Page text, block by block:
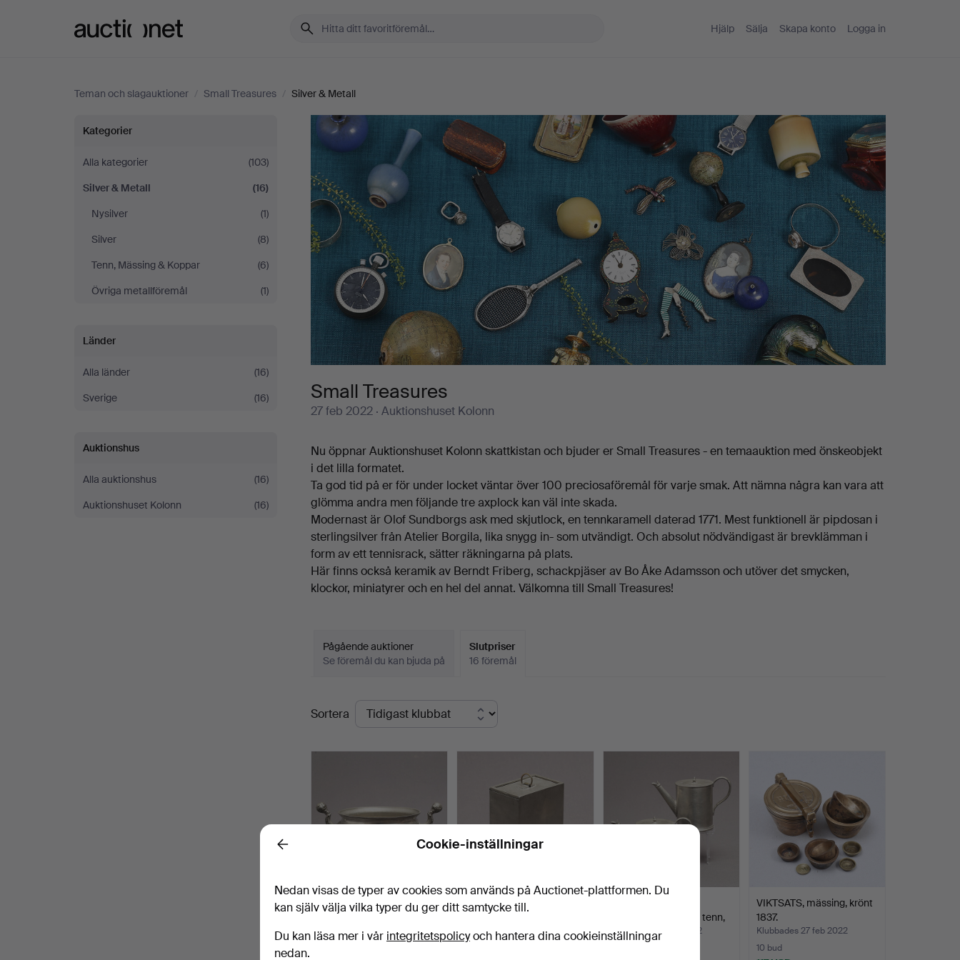
Hjälp Sälja Skapa konto Logga in
Teman och slagauktioner / Small Treasures / Silver & Metall
Small
Treasures
Kategorier
Alla kategorier
(103)
Silver & Metall
(16)
Nysilver
(1)
Silver
(8)
Tenn, Mässing & Koppar
(6)
Övriga metallföremål
(1)
Länder
Alla länder
(16)
Sverige
(16)
Auktionshus
Alla auktionshus
(16)
Auktionshuset Kolonn
(16)
Small Treasures
27 feb 2022 · Auktionshuset Kolonn
Nu öppnar Auktionshuset Kolonn skattkistan och bjuder er Small Treasures - en temaauktion med önskeobjekt
i det lilla formatet.
Ta god tid på er för under locket väntar över 100 preciosaföremål för varje smak. Att nämna några kan vara att
glömma andra men följande tre axplock kan väl inte skada.
Modernast är Olof Sundborgs ask med skjutlock, en tennkaramell daterad 1771. Mest funktionell är pipdosan i
sterlingsilver från Atelier Borgila, lika snygg in- som utvändigt. Och absolut nödvändigast är brevklämman i
form av ett tennisrack, sätter räkningarna på plats.
Här finns också keramik av Berndt Friberg, schackpjäser av Bo Åke Adamsson och utöver det smycken,
klockor, miniatyrer och en hel del annat. Välkomna till Small Treasures!
Pågående auktioner
Se föremål du kan bjuda på
Slutpriser
16 föremål
Slutpriser
Sortera
ANDERS SAMUEL
WETTERQVIST. Kallskål,
tenn,…
Klubbades 27 feb 2022
OLOF SUNDBORG. Ask
med skjutlock, tenn, Hä…
Klubbades 27 feb 2022
Chokladkannor 2 st, tenn,
sen…
Klubbades 27 feb 2022
VIKTSATS, mässing, krönt
1837.
Klubbades 27 feb 2022
10 bud
Back Cookie-inställningar
Nedan visas de typer av cookies som används på Auctionet-plattformen. Du
kan själv välja vilka typer du ger ditt samtycke till.
Du kan läsa mer i vår integritetspolicyoch hantera dina cookieinställningar
nedan.